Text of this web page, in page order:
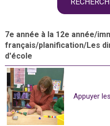
7e année à la 12e année/
français/planification/Les
d'école
Appuyer